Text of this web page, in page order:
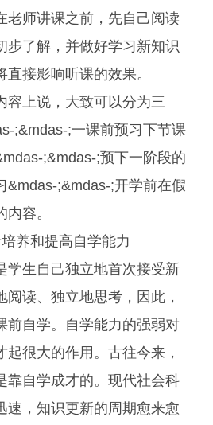
师讲课之前，先自己阅读
步了解，并做好学习新知识
接影响听课的效果。
上说，大致可以分为三
;&mdas-;一课前预习下节课
;&mdas-;预下一阶段的
&mdas-;&mdas-;开学前在假
容。
和提高自学能力
生自己独立地首次接受新
阅读、独立地思考，因此，
前自学。自学能力的强弱对
很大的作用。古往今来，
靠自学成才的。现代社会科
速，知识更新的周期愈来愈